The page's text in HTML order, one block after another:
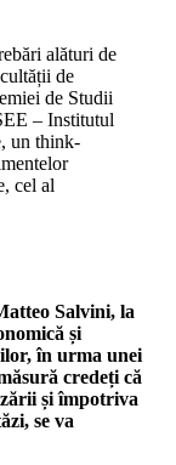
alături de
de
de Studii
– Institutul
un think-
cel al
Salvini, la
și
în urma unei
credeți că
și împotriva
se va